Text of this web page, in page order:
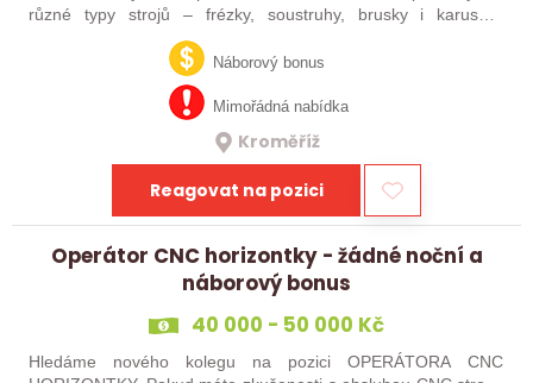
různé typy strojů – frézky, soustruhy, brusky i karusely.
Uplatnění u nás najdou zkušení obráběči i absolventi
technických oborů, kteří se…Náborový bonus
Mimořádná nabídka
Kroměříž
Reagovat na pozici
Operátor CNC horizontky - žádné noční a
náborový bonus
40 000 - 50 000 Kč
Hledáme nového kolegu na pozici OPERÁTORA CNC